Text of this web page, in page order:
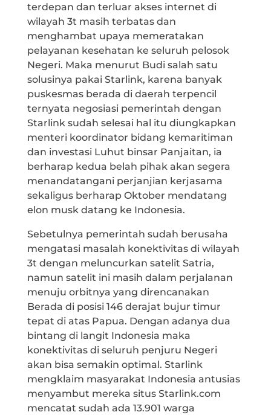
terdepan dan terluar akses internet di
wilayah 3t masih terbatas dan
menghambat upaya memeratakan
pelayanan kesehatan ke seluruh pelosok
Negeri. Maka menurut Budi salah satu
solusinya pakai Starlink, karena banyak
puskesmas berada di daerah terpencil
ternyata negosiasi pemerintah dengan
Starlink sudah selesai hal itu diungkapkan
menteri koordinator bidang kemaritiman
dan investasi Luhut binsar Panjaitan, ia
berharap kedua belah pihak akan segera
menandatangani perjanjian kerjasama
sekaligus berharap Oktober mendatang
elon musk datang ke Indonesia.
Sebetulnya pemerintah sudah berusaha
mengatasi masalah konektivitas di wilayah
3t dengan meluncurkan satelit Satria,
namun satelit ini masih dalam perjalanan
menuju orbitnya yang direncanakan
Berada di posisi 146 derajat bujur timur
tepat di atas Papua. Dengan adanya dua
bintang di langit Indonesia maka
konektivitas di seluruh penjuru Negeri
akan bisa semakin optimal. Starlink
mengklaim masyarakat Indonesia antusias
menyambut mereka situs Starlink.com
mencatat sudah ada 13.901 warga